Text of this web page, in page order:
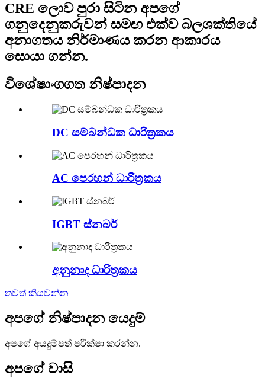
CRE ලොව පුරා සිටින අපගේ
ගනුදෙනුකරුවන් සමඟ එක්ව බලශක්තියේ
අනාගතය නිර්මාණය කරන ආකාරය
සොයා ගන්න.
විශේෂාංගගත නිෂ්පාදන
DC සම්බන්ධක ධාරිත්‍රකය
AC පෙරහන් ධාරිත්‍රකය
IGBT ස්නබර්
අනුනාද ධාරිත්‍රකය
තවත් කියවන්න
අපගේ නිෂ්පාදන යෙදුම්
අපගේ අයදුම්පත් පරීක්ෂා කරන්න.
අපගේ වාසි